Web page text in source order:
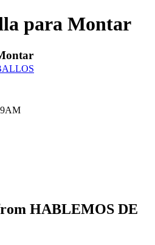
para Montar
HABLEMOS DE